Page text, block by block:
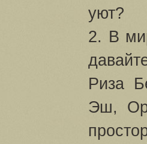
уют?
2. В
Риза
Эш,